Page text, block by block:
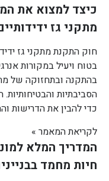
כיצד למצוא את
מתקני גז
חוק התקנת מתקני גז
בטוח ויעיל במקורות
בהתקנה ובתחזוקה של
הסביבתיות
כדי להבין את הדרישות
לקריאת המאמר »
המדריך המלא
חיות מחמד